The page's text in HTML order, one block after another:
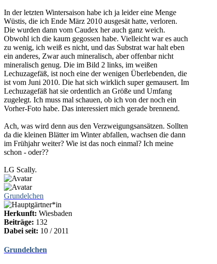
In der letzten Wintersaison habe ich ja leider eine Menge
Wüstis, die ich Ende März 2010 ausgesät hatte, verloren.
Die wurden dann vom Caudex her auch ganz weich.
Obwohl ich die kaum gegossen habe. Vielleicht war es auch
zu wenig, ich weiß es nicht, und das Substrat war halt eben
ein anderes, Zwar auch mineralisch, aber offenbar nicht
mineralisch genug. Die im Bild 2 links, im weißen
Lechuzagefäß, ist noch eine der wenigen Überlebenden, die
ist vom Juni 2010. Die hat sich wirklich super gemausert. Im
Lechuzagefäß hat sie ordentlich an Größe und Umfang
zugelegt. Ich muss mal schauen, ob ich von der noch ein
Vorher-Foto habe. Das interessiert mich gerade brennend.
Ach, was wird denn aus den Verzweigungsansätzen. Sollten
da die kleinen Blätter im Winter abfallen, wachsen die dann
im Frühjahr weiter? Wie ist das noch einmal? Ich meine
schon - oder??
LG Scally.
Grundelchen
Herkunft: Wiesbaden
Beiträge: 132
Dabei seit: 10 / 2011
Grundelchen